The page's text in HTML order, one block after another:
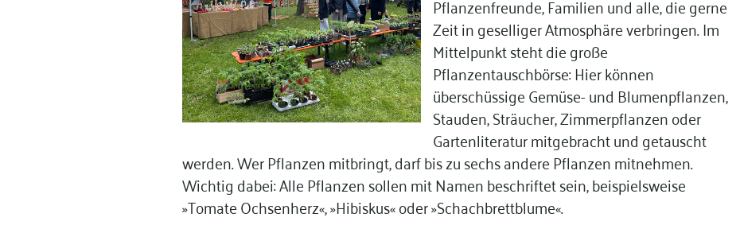
Pflanzenfreunde, Familien und alle, die gerne
Zeit in geselliger Atmosphäre verbringen. Im
Mittelpunkt steht die große
Pflanzentauschbörse: Hier können
überschüssige Gemüse- und Blumenpflanzen,
Stauden, Sträucher, Zimmerpflanzen oder
Gartenliteratur mitgebracht und getauscht
werden. Wer Pflanzen mitbringt, darf bis zu sechs andere Pflanzen mitnehmen.
Wichtig dabei: Alle Pflanzen sollen mit Namen beschriftet sein, beispielsweise
»Tomate Ochsenherz«, »Hibiskus« oder »Schachbrettblume«.